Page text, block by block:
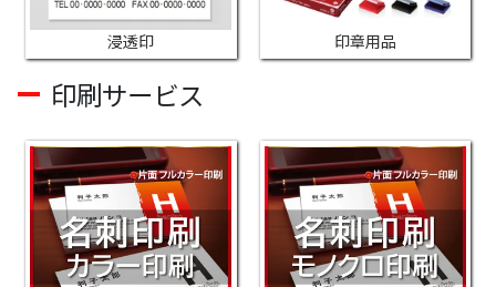
浸透印 印章用品
印刷サービス